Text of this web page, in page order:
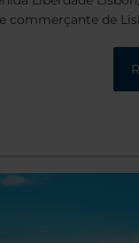
commerçante de